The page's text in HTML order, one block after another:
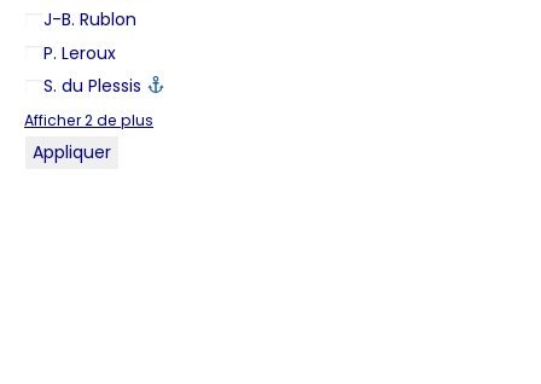
J-B. Rublon
P. Leroux
S. du Plessis
Afficher 2 de plus
Appliquer